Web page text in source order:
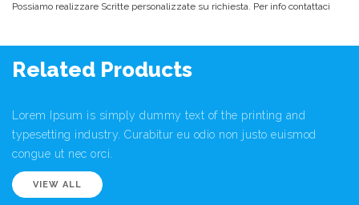
Possiamo realizzare Scritte personalizzate su richiesta. Per info contattaci
Related Products
Lorem Ipsum is simply dummy text of the printing and
typesetting industry. Curabitur eu odio non justo euismod
congue ut nec orci.
VIEW ALL